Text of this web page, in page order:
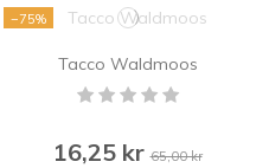
−75%
Tacco Waldmoos
16,25 kr65,00 kr